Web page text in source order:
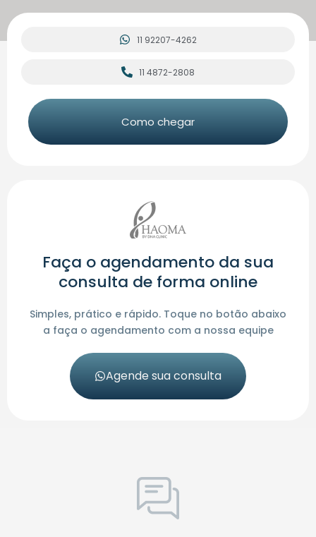
11 92207-4262
11 4872-2808
Como chegar
Faça o agendamento da sua
consulta de forma online
Simples, prático e rápido. Toque no botão abaixo
a faça o agendamento com a nossa equipe
Agende sua consulta